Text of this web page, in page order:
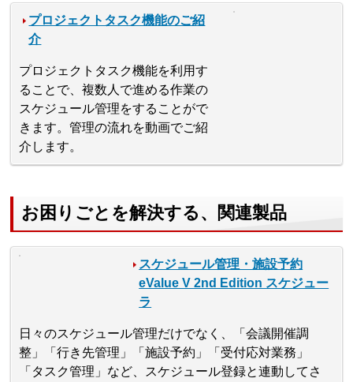
プロジェクトタスク機能のご紹
介
プロジェクトタスク機能を利用す
ることで、複数人で進める作業の
スケジュール管理をすることがで
きます。管理の流れを動画でご紹
介します。
お困りごとを解決する、関連製品
スケジュール管理・施設予約
eValue V 2nd Edition スケジュー
ラ
日々のスケジュール管理だけでなく、「会議開催調
整」「行き先管理」「施設予約」「受付応対業務」
「タスク管理」など、スケジュール登録と連動してさ